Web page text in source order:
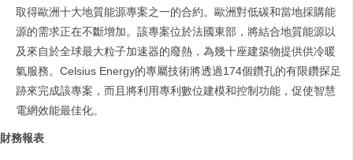
取得歐洲十大地質能源專案之一的合約。歐洲對低碳和當地採購能
源的需求正在不斷增加。該專案位於法國東部，將結合地質能源以
及來自於全球最大粒子加速器的廢熱，為幾十座建築物提供供冷暖
氣服務。Celsius Energy的專屬技術將透過174個鑽孔的有限鑽探足
跡來完成該專案，而且將利用專利數位建模和控制功能，促使智慧
電網效能最佳化。
財務報表